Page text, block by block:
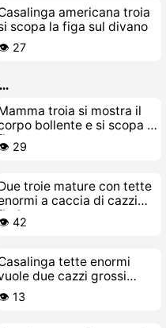
americana troia
scopa la figa sul divano
27
troia si mostra il
bollente e si scopa la
figa
29
troie mature con tette
a caccia di cazzi
finti
42
tette enormi
due cazzi grossi
crepapelle
13